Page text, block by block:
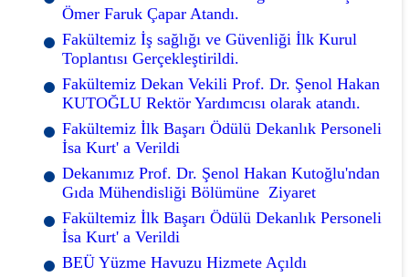
Ömer Faruk Çapar Atandı.
Fakültemiz İş sağlığı ve Güvenliği İlk Kurul
Toplantısı Gerçekleştirildi.
Fakültemiz Dekan Vekili Prof. Dr. Şenol Hakan
KUTOĞLU Rektör Yardımcısı olarak atandı.
Fakültemiz İlk Başarı Ödülü Dekanlık Personeli
İsa Kurt' a Verildi
Dekanımız Prof. Dr. Şenol Hakan Kutoğlu'ndan
Gıda Mühendisliği Bölümüne Ziyaret
Fakültemiz İlk Başarı Ödülü Dekanlık Personeli
İsa Kurt' a Verildi
BEÜ Yüzme Havuzu Hizmete Açıldı